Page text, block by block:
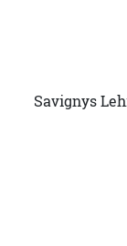
Savignys